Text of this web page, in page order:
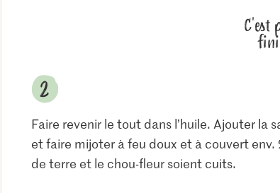
C'est
fini
Faire revenir le tout dans l’huile. Ajouter la
et faire mijoter à feu doux et à couvert
de terre et le chou-fleur soient cuits.